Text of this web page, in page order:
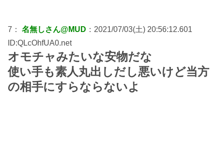
7： 名無しさん@MUD ：2021/07/03(土) 20:56:12.601
ID:QLcOhfUA0.net
オモチャみたいな安物だな
使い手も素人丸出しだし悪いけど当方
の相手にすらならないよ